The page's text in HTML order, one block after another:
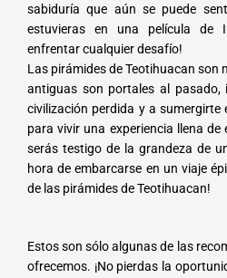
sabiduría que aún se puede
estuvieras en una película de
enfrentar cualquier desafío!
Las pirámides de Teotihuacan son
antiguas son portales al pasado,
civilización perdida y a sumergirte
para vivir una experiencia llena
serás testigo de la grandeza de
hora de embarcarse en un viaje
de las pirámides de Teotihuacan!
Estos son sólo algunas de las
ofrecemos. ¡No pierdas la